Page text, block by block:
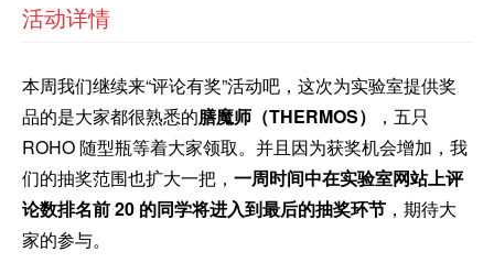
活动详情
本周我们继续来“评论有奖”活动吧，这次为实验室提供奖
品的是大家都很熟悉的膳魔师（THERMOS）
，五只
ROHO 随型瓶等着大家领取。并且因为获奖机会增加，我
们的抽奖范围也扩大一把， 一周时间中在实验室网站上评
论数排名前 20 的同学将进入到最后的抽奖环节 ，期待大
家的参与。